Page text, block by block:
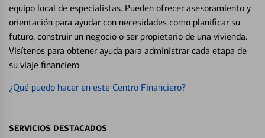
equipo local de especialistas. Pueden ofrecer asesoramiento y
orientación para ayudar con necesidades como planificar su
futuro, construir un negocio o ser propietario de una vivienda.
Visítenos para obtener ayuda para administrar cada etapa de
su viaje financiero.
¿Qué puedo hacer en este Centro Financiero?
SERVICIOS DESTACADOS